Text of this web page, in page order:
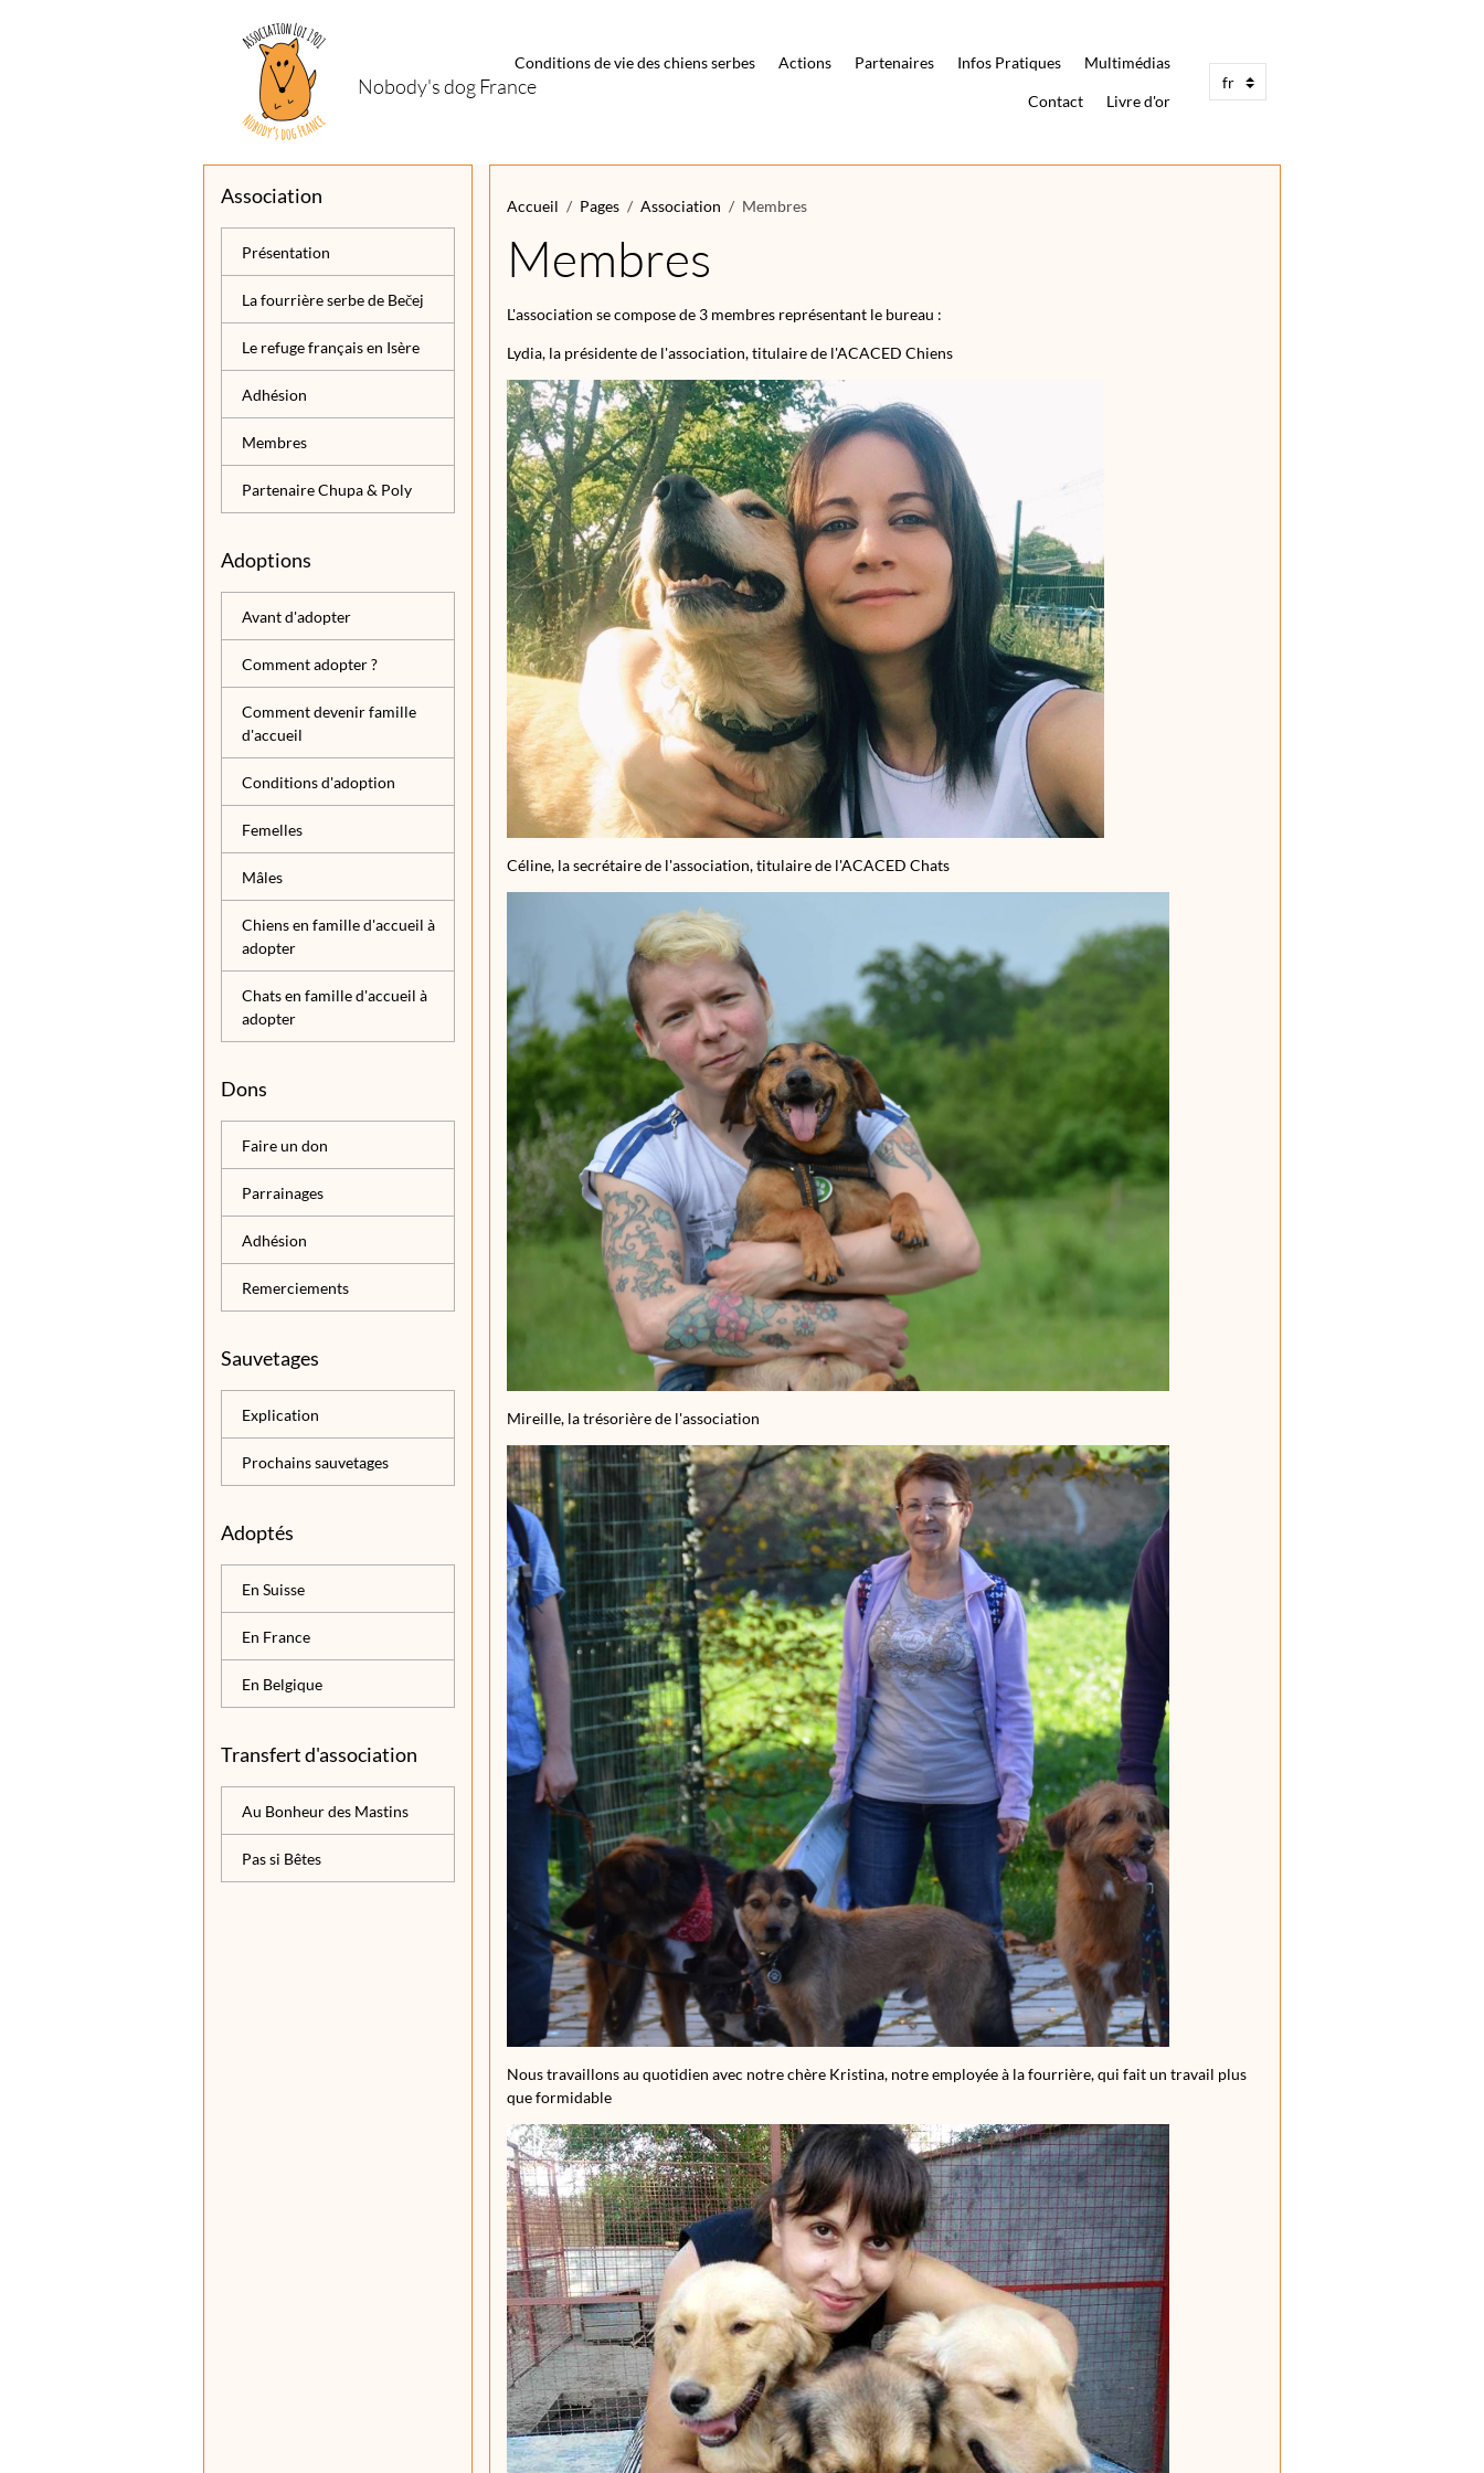
Nobody's dog France
Conditions de vie des chiens serbes Actions Partenaires Infos Pratiques Multimédias
Contact Livre d'or
Accueil Pages Association Membres
Membres
L'association se compose de 3 membres représentant le bureau :
Lydia, la présidente de l'association, titulaire de l'ACACED Chiens
Céline, la secrétaire de l'association, titulaire de l'ACACED Chats
Mireille, la trésorière de l'association
Nous travaillons au quotidien avec notre chère Kristina, notre employée à la fourrière, qui fait un travail plus
que formidable
Association
Présentation
La fourrière serbe de Bečej
Le refuge français en Isère
Adhésion
Membres
Partenaire Chupa & Poly
Adoptions
Avant d'adopter
Comment adopter ?
Comment devenir famille
d'accueil
Conditions d'adoption
Femelles
Mâles
Chiens en famille d'accueil à
adopter
Chats en famille d'accueil à
adopter
Dons
Faire un don
Parrainages
Adhésion
Remerciements
Sauvetages
Explication
Prochains sauvetages
Adoptés
En Suisse
En France
En Belgique
Transfert d'association
Au Bonheur des Mastins
Pas si Bêtes